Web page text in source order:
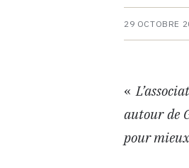
29 OCTOBRE
«
autour de
pour